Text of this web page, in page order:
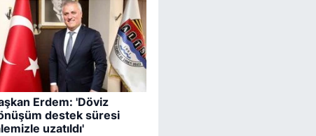
Erdem: 'Döviz
destek süresi
uzatıldı'